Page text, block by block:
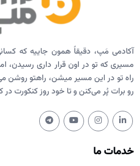
آکادمی مَپ، دقیقاً همون جاییه که
مسیری که تو در اون قرار داری رسیدن،
راه تو در این مسیر میشن، راهتو روشن
رو برات پُر می‌کنن و تا خود روز کنکورت در
خدمات ما